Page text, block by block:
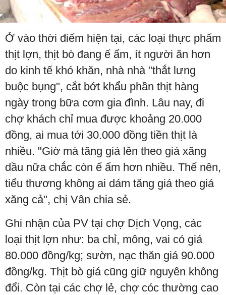
Ở vào thời điểm hiện tại, các loại thực phẩm
thịt lợn, thịt bò đang ế ẩm, ít người ăn hơn
do kinh tế khó khăn, nhà nhà "thắt lưng
buộc bụng", cắt bớt khẩu phần thịt hàng
ngày trong bữa cơm gia đình. Lâu nay, đi
chợ khách chỉ mua được khoảng 20.000
đồng, ai mua tới 30.000 đồng tiền thịt là
nhiều. "Giờ mà tăng giá lên theo giá xăng
dầu nữa chắc còn ế ẩm hơn nhiều. Thế nên,
tiểu thương không ai dám tăng giá theo giá
xăng cả", chị Vân chia sẻ.
Ghi nhận của PV tại chợ Dịch Vọng, các
loại thịt lợn như: ba chỉ, mông, vai có giá
80.000 đồng/kg; sườn, nạc thăn giá 90.000
đồng/kg. Thịt bò giá cũng giữ nguyên không
đổi. Còn tại các chợ lẻ, chợ cóc thường cao